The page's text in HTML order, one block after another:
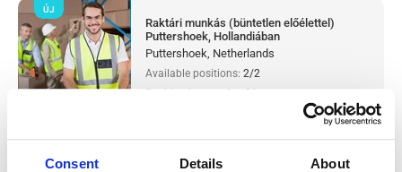
Consent Details About
Raktári munkás (büntetlen előélettel)
Puttershoek, Hollandiában
Puttershoek, Netherlands
Available positions: 2/2
Position is open for:
21
Párokat is fogadunk
check
ÚJ